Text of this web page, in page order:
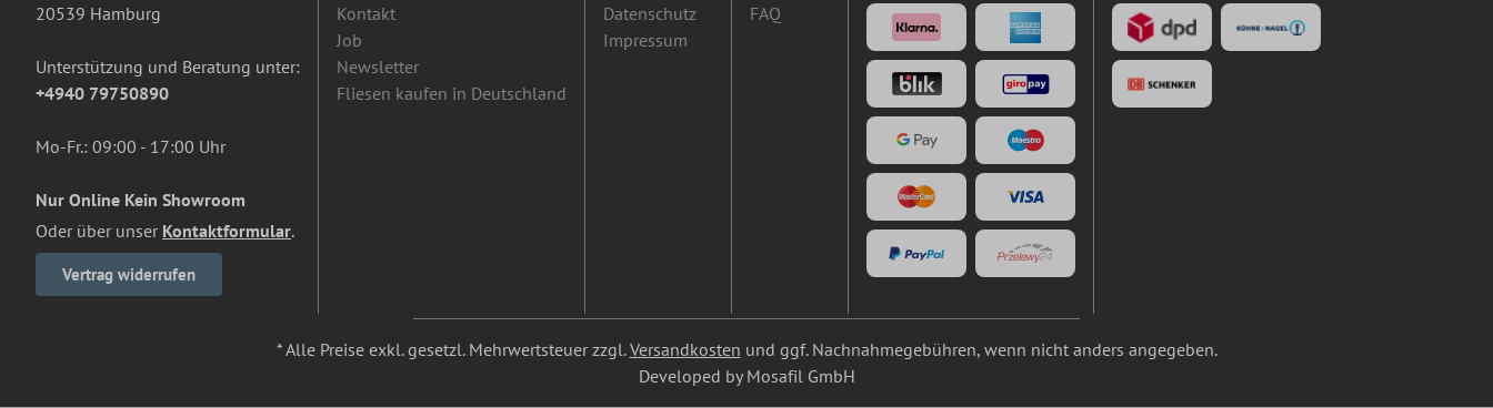
20539 Hamburg
Unterstützung und Beratung unter:
+4940 79750890
Mo-Fr.: 09:00 - 17:00 Uhr
Nur Online Kein Showroom
Oder über unser Kontaktformular.
Vertrag widerrufen
Kontakt
Job
Newsletter
Fliesen kaufen in Deutschland
Datenschutz
Impressum
FAQ
* Alle Preise exkl. gesetzl. Mehrwertsteuer zzgl.Versandkosten und ggf. Nachnahmegebühren, wenn nicht anders angegeben.
Developed by Mosafil GmbH